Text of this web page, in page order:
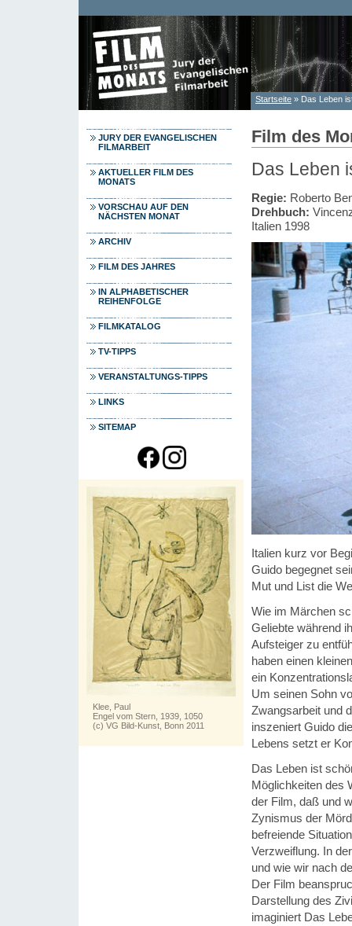
Sie sind hier
Startseite » Das Leben
JURY DER EVANGELISCHEN
FILMARBEIT
AKTUELLER FILM DES
MONATS
VORSCHAU AUF DEN
NÄCHSTEN MONAT
ARCHIV
FILM DES JAHRES
IN ALPHABETISCHER
REIHENFOLGE
FILMKATALOG
TV-TIPPS
VERANSTALTUNGS-TIPPS
LINKS
SITEMAP
Klee, Paul
Engel vom Stern, 1939, 1050
(c) VG Bild-Kunst, Bonn 2011
Film des
Das Leben
Regie: Roberto
Drehbuch:
Italien 1998
Italien kurz vor
Guido begegnet
Mut und List die
Wie im Märchen
Geliebte während
Aufsteiger zu
haben einen
ein
Um seinen Sohn
Zwangsarbeit und
inszeniert Guido
Lebens setzt er
Das Leben ist
Möglichkeiten des
der Film, daß und
Zynismus der
befreiende
Verzweiflung. In
und wie wir nach
Der Film
Darstellung des
imaginiert Das